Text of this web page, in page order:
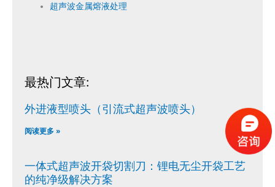
超声波金属熔液处理
最热门文章:
外进液型喷头（引流式超声波喷头）
阅读更多 »
一体式超声波开袋切割刀：锂电无尘开袋工艺
的纯净级解决方案